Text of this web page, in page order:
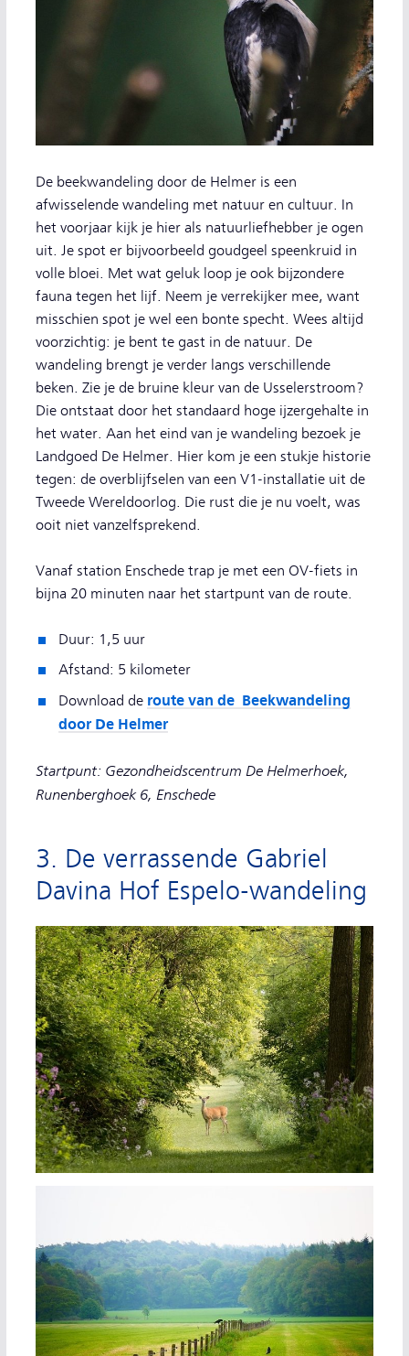
De beekwandeling door de Helmer is een
afwisselende wandeling met natuur en cultuur. In
het voorjaar kijk je hier als natuurliefhebber je ogen
uit. Je spot er bijvoorbeeld goudgeel speenkruid in
volle bloei. Met wat geluk loop je ook bijzondere
fauna tegen het lijf. Neem je verrekijker mee, want
misschien spot je wel een bonte specht. Wees altijd
voorzichtig: je bent te gast in de natuur. De
wandeling brengt je verder langs verschillende
beken. Zie je de bruine kleur van de Usselerstroom?
Die ontstaat door het standaard hoge ijzergehalte in
het water. Aan het eind van je wandeling bezoek je
Landgoed De Helmer. Hier kom je een stukje historie
tegen: de overblijfselen van een V1-installatie uit de
Tweede Wereldoorlog. Die rust die je nu voelt, was
ooit niet vanzelfsprekend.
Vanaf station Enschede trap je met een OV-fiets in
bijna 20 minuten naar het startpunt van de route.
Duur: 1,5 uur
Afstand: 5 kilometer
Download de route van de Beekwandeling
door De Helmer
Startpunt: Gezondheidscentrum De Helmerhoek,
Runenberghoek 6, Enschede
3. De verrassende Gabriel
Davina Hof Espelo-wandeling